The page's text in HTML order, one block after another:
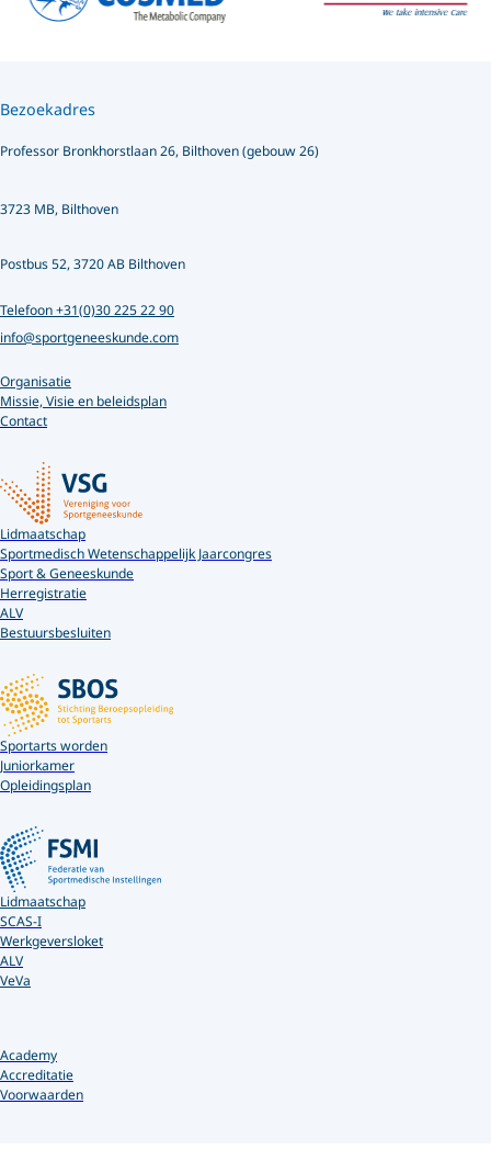
Organisatie
Missie, Visie en beleidsplan
Contact
Lidmaatschap
Sportmedisch Wetenschappelijk Jaarcongres
Sport & Geneeskunde
Herregistratie
ALV
Bestuursbesluiten
Sportarts worden
Juniorkamer
Opleidingsplan
Lidmaatschap
SCAS-I
Werkgeversloket
ALV
VeVa
Academy
Accreditatie
Voorwaarden
Bezoekadres
Professor Bronkhorstlaan 26, Bilthoven (gebouw 26)
3723 MB, Bilthoven
Postbus 52, 3720 AB Bilthoven
Telefoon +31(0)30 225 22 90
info@sportgeneeskunde.com